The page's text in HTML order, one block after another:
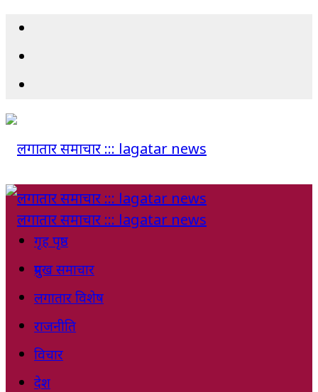
गृह पृष्ठ
प्रमुख समाचार
लगातार विशेष
राजनीति
विचार
देश